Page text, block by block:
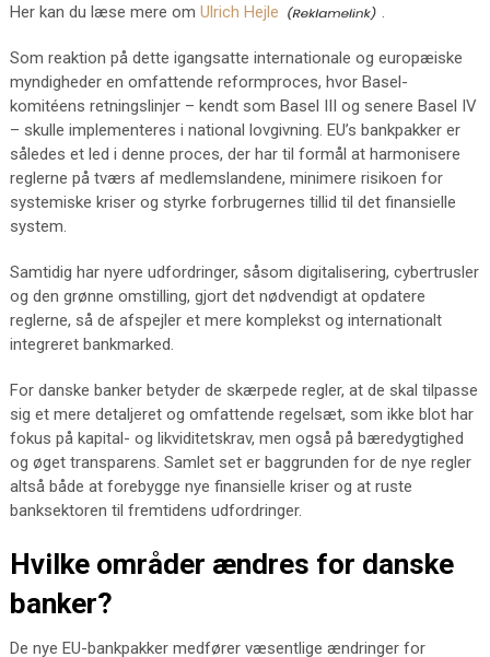
Her kan du læse mere om Ulrich Hejle .
Som reaktion på dette igangsatte internationale og europæiske
myndigheder en omfattende reformproces, hvor Basel-
komitéens retningslinjer – kendt som Basel III og senere Basel IV
– skulle implementeres i national lovgivning. EU’s bankpakker er
således et led i denne proces, der har til formål at harmonisere
reglerne på tværs af medlemslandene, minimere risikoen for
systemiske kriser og styrke forbrugernes tillid til det finansielle
system.
Samtidig har nyere udfordringer, såsom digitalisering, cybertrusler
og den grønne omstilling, gjort det nødvendigt at opdatere
reglerne, så de afspejler et mere komplekst og internationalt
integreret bankmarked.
For danske banker betyder de skærpede regler, at de skal tilpasse
sig et mere detaljeret og omfattende regelsæt, som ikke blot har
fokus på kapital- og likviditetskrav, men også på bæredygtighed
og øget transparens. Samlet set er baggrunden for de nye regler
altså både at forebygge nye finansielle kriser og at ruste
banksektoren til fremtidens udfordringer.
Hvilke områder ændres for danske
banker?
De nye EU-bankpakker medfører væsentlige ændringer for